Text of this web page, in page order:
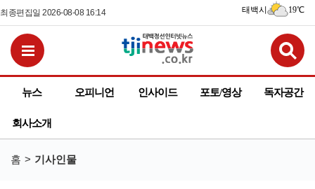
최종편집일 2026-08-08 16:14 태백시 19℃
뉴스 오피니언 인사이드 포토/영상 독자공간
회사소개
홈 기사인물